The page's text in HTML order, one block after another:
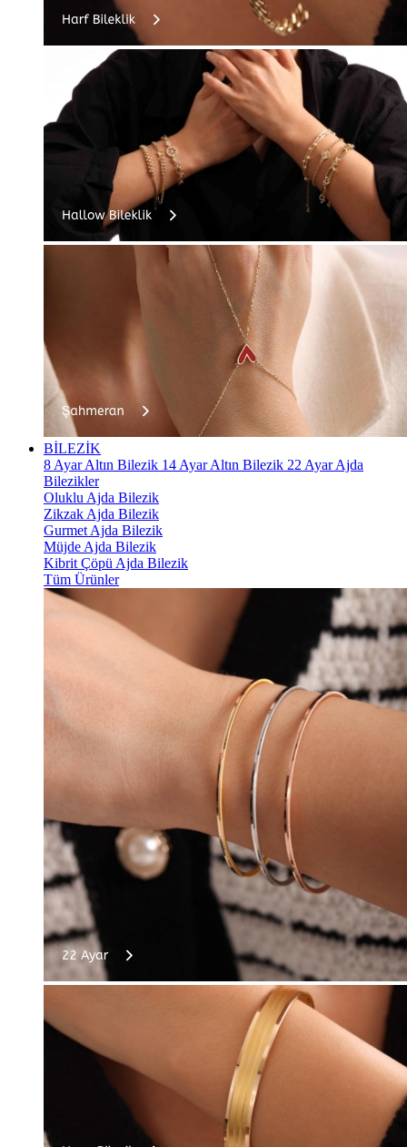
BİLEZİK
8 Ayar Altın Bilezik 14 Ayar Altın Bilezik 22 Ayar Ajda
Bilezikler
Oluklu Ajda Bilezik
Zikzak Ajda Bilezik
Gurmet Ajda Bilezik
Müjde Ajda Bilezik
Kibrit Çöpü Ajda Bilezik
Tüm Ürünler